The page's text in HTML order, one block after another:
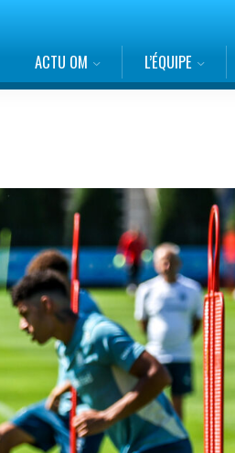
ACTU OM L’ÉQUIPE